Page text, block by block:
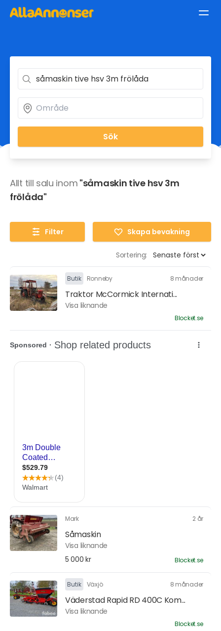
Sök
Allt till salu inom "såmaskin tive hsv 3m
frölåda"
Filter Skapa bevakning
Sortering:
Butik Ronneby 8 månader
Traktor McCormick Internati...
Visa liknande
Blocket.se
Mark 2 år
Såmaskin
Visa liknande
5 000 kr
Blocket.se
Butik Växjö 8 månader
Väderstad Rapid RD 400C Kom...
Visa liknande
Blocket.se